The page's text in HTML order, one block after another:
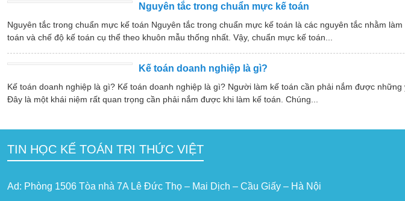
Nguyên tắc trong chuẩn mực kế toán
Nguyên tắc trong chuẩn mực kế toán Nguyên tắc trong chuẩn mực kế toán là các nguyên tắc nhằm
toán và chế độ kế toán cụ thể theo khuôn mẫu thống nhất. Vậy, chuẩn mực kế toán...
Kế toán doanh nghiệp là gì?
Kế toán doanh nghiệp là gì? Kế toán doanh nghiệp là gì? Người làm kế toán cần phải nắm được
Đây là một khái niệm rất quan trọng cần phải nắm được khi làm kế toán. Chúng...
TIN HỌC KẾ TOÁN TRI THỨC VIỆT
Ad: Phòng 1506 Tòa nhà 7A Lê Đức Thọ – Mai Dịch – Cầu Giấy – Hà Nội